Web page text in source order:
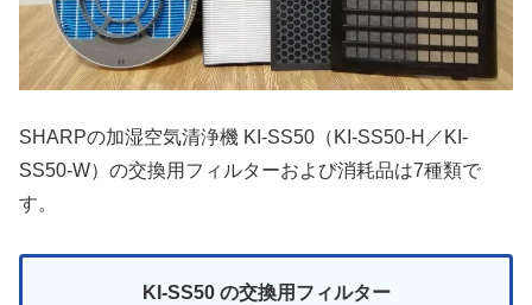
SHARPの加湿空気清浄機 KI-SS50（KI-SS50-H／KI-
SS50-W）の交換用フィルターおよび消耗品は7種類で
す。
KI-SS50 の交換用フィルター